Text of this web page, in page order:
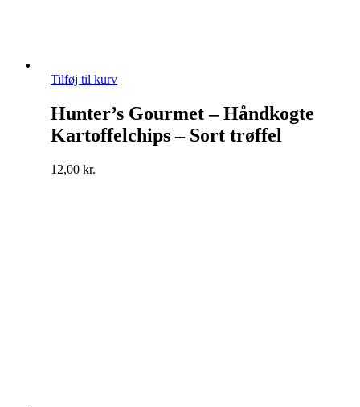
Tilføj til kurv
Hunter’s Gourmet – Håndkogte
Kartoffelchips – Sort trøffel
12,00 kr.